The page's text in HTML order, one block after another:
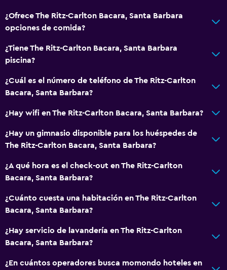
¿Ofrece The Ritz-Carlton Bacara, Santa Barbara
opciones de comida?
¿Tiene The Ritz-Carlton Bacara, Santa Barbara
piscina?
¿Cuál es el número de teléfono de The Ritz-Carlton
Bacara, Santa Barbara?
¿Hay wifi en The Ritz-Carlton Bacara, Santa Barbara?
¿Hay un gimnasio disponible para los huéspedes de
The Ritz-Carlton Bacara, Santa Barbara?
¿A qué hora es el check-out en The Ritz-Carlton
Bacara, Santa Barbara?
¿Cuánto cuesta una habitación en The Ritz-Carlton
Bacara, Santa Barbara?
¿Hay servicio de lavandería en The Ritz-Carlton
Bacara, Santa Barbara?
¿En cuántos operadores busca momondo hoteles en